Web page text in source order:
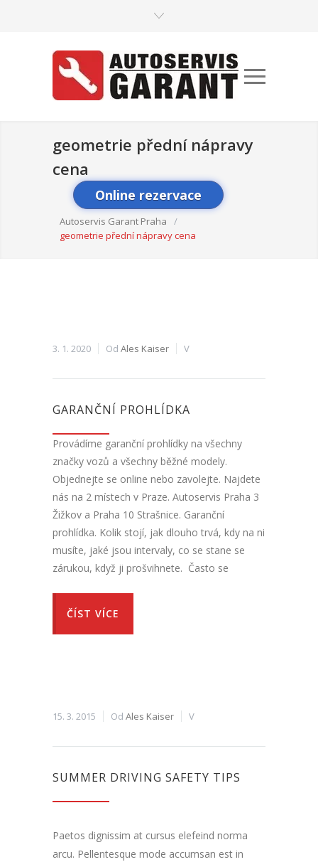
geometrie přední nápravy
cena
Online rezervace
Autoservis Garant Praha
/
geometrie přední nápravy cena
3. 1. 2020 Od Ales Kaiser V
GARANČNÍ PROHLÍDKA
Provádíme garanční prohlídky na všechny
značky vozů a všechny běžné modely.
Objednejte se online nebo zavolejte. Najdete
nás na 2 místech v Praze. Autoservis Praha 3
Žižkov a Praha 10 Strašnice. Garanční
prohlídka. Kolik stojí, jak dlouho trvá, kdy na ni
musíte, jaké jsou intervaly, co se stane se
zárukou, když ji prošvihnete. Často se
ČÍST VÍCE
15. 3. 2015 Od Ales Kaiser V
SUMMER DRIVING SAFETY TIPS
Paetos dignissim at cursus elefeind norma
arcu. Pellentesque mode accumsan est in